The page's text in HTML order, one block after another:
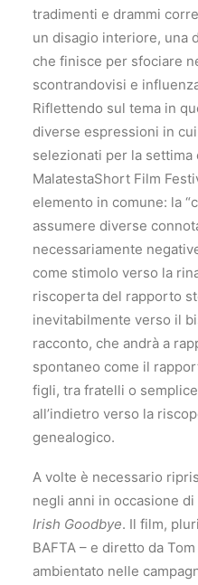
tradimenti e drammi
un disagio interiore, una
che finisce per sfociare
scontrandovisi e
Riflettendo sul tema in
diverse espressioni in
selezionati per la settima
MalatestaShort Film
elemento in comune: la
assumere diverse
necessariamente
come stimolo verso la
riscoperta del rapporto
inevitabilmente verso il
racconto, che andrà a
spontaneo come il
figli, tra fratelli o
all’indietro verso la
genealogico.
A volte è necessario
negli anni in occasione
Irish Goodbye. Il film,
BAFTA – e diretto da
ambientato nelle